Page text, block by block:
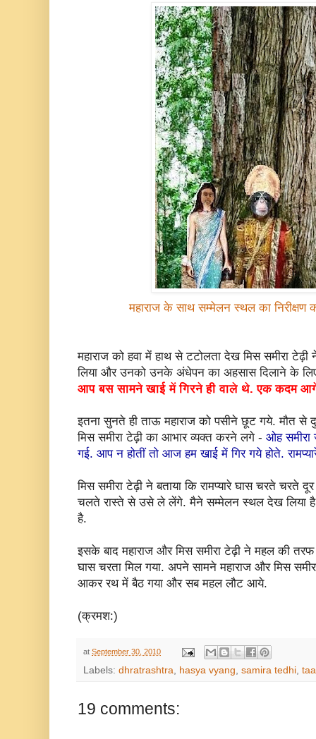
महाराज के साथ सम्मेलन स्थल का निरीक्षण
महाराज को हवा में हाथ से टटोलता देख मिस समीरा
लिया और उनको उनके अंधेपन का अहसास दिलाने के
आप बस सामने खाई में गिरने ही वाले थे. एक कदम आगे
इतना सुनते ही ताऊ महाराज को पसीने छूट गये. मौत से
मिस समीरा टेढ़ी का आभार व्यक्त करने लगे - ओह
गई. आप न होतीं तो आज हम खाई में गिर गये होते.
मिस समीरा टेढ़ी ने बताया कि रामप्यारे घास चरते
चलते रास्ते से उसे ले लेंगे. मैने सम्मेलन स्थल देख लिया
है.
इसके बाद महाराज और मिस समीरा टेढ़ी ने महल की तरफ
घास चरता मिल गया. अपने सामने महाराज और मिस
आकर रथ में बैठ गया और सब महल लौट आये.
(क्रमश:)
at September 30, 2010
Labels: dhratrashtra, hasya vyang, samira tedhi,
19 comments: